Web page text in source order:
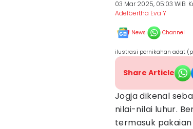
03 Mar 2025, 05:03 WIB
Adelbertha Eva Y
News Channel
ilustrasi pernikahan adat
Share Article
Jogja dikenal
nilai-nilai luhur.
termasuk